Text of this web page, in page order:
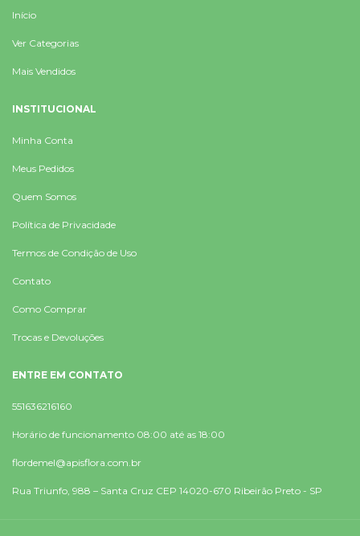
Início
Ver Categorias
Mais Vendidos
INSTITUCIONAL
Minha Conta
Meus Pedidos
Quem Somos
Política de Privacidade
Termos de Condição de Uso
Contato
Como Comprar
Trocas e Devoluções
ENTRE EM CONTATO
551636216160
Horário de funcionamento 08:00 até as 18:00
flordemel@apisflora.com.br
Rua Triunfo, 988 – Santa Cruz CEP 14020-670 Ribeirão Preto - SP